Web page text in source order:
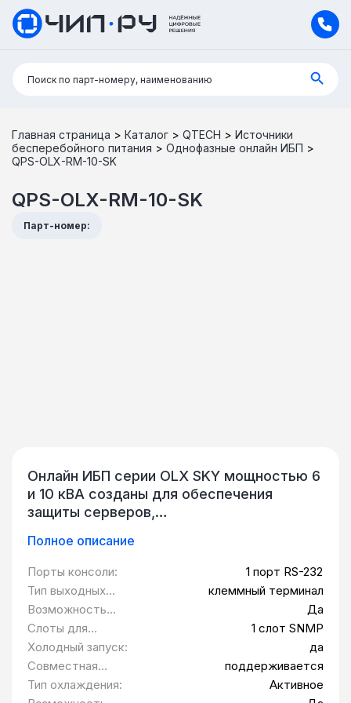
Поиск:
Поиск по парт-номеру, наименованию
Главная страница > Каталог > QTECH > Источники
бесперебойного питания > Однофазные онлайн ИБП >
QPS-OLX-RM-10-SK
QPS-OLX-RM-10-SK
Парт-номер:
Онлайн ИБП серии OLX SKY мощностью 6
и 10 кВА созданы для обеспечения
защиты серверов,
промышленного, а также любого другого
оборудования, предъявляющего
повышенные требования к качеству
сетевого электропитания. Благодаря
использованию архитектуры двойного
преобразования ИБП обеспечивают
абсолютную защиту от всех проблем с
электропитанием. Особенности:
Поддерживает возможность
Полное описание
Порты консоли:
1 порт RS-232
Тип выходных
розеток:
клеммный терминал
Возможность
установки в
стойку 19":
Да
Слоты для
модулей
расширения:
1 слот SNMP
Холодный запуск:
да
Совместная
работа с
генератором:
поддерживается
Тип охлаждения:
Активное